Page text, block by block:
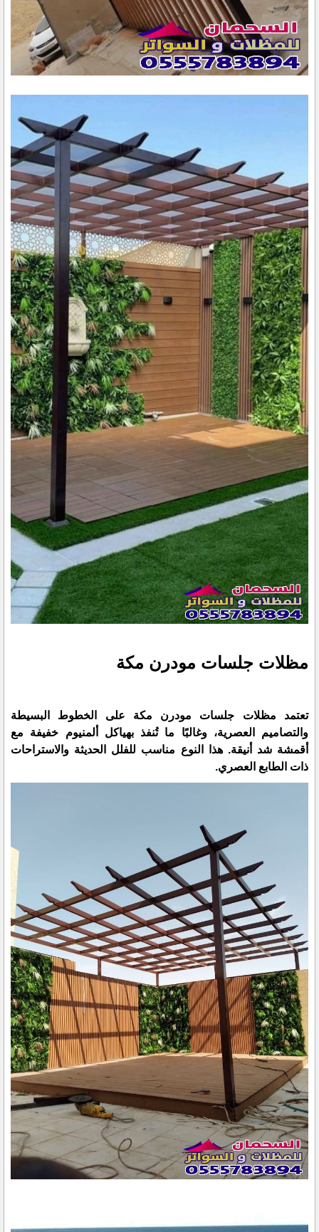
مظلات جلسات مودرن مكة
تعتمد مظلات جلسات مودرن مكة على الخطوط البسيطة
والتصاميم العصرية، وغالبًا ما تُنفذ بهياكل ألمنيوم خفيفة مع
أقمشة شد أنيقة. هذا النوع مناسب للفلل الحديثة والاستراحات
ذات الطابع العصري.